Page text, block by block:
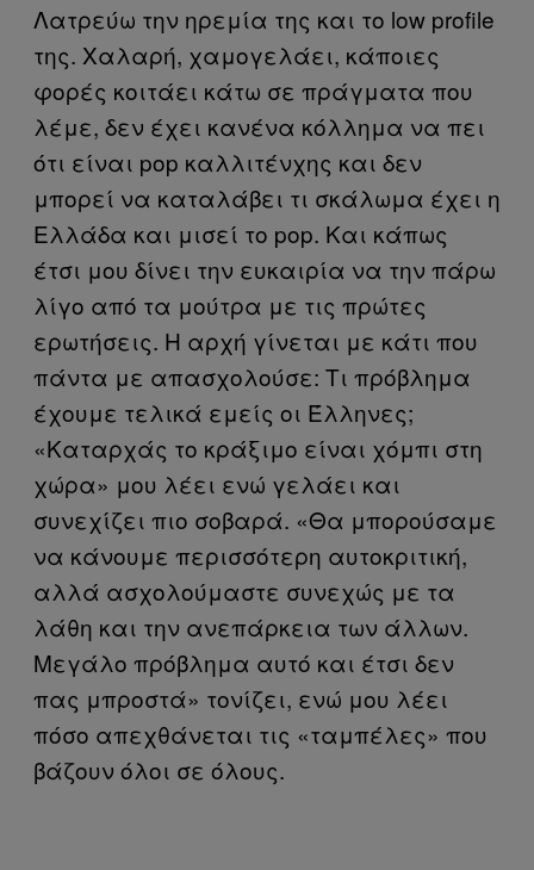
Λατρεύω την ηρεμία της και το low profile
της. Χαλαρή, χαμογελάει, κάποιες
φορές κοιτάει κάτω σε πράγματα που
λέμε, δεν έχει κανένα κόλλημα να πει
ότι είναι pop καλλιτένχης και δεν
μπορεί να καταλάβει τι σκάλωμα έχει η
Ελλάδα και μισεί το pop. Και κάπως
έτσι μου δίνει την ευκαιρία να την πάρω
λίγο από τα μούτρα με τις πρώτες
ερωτήσεις. Η αρχή γίνεται με κάτι που
πάντα με απασχολούσε: Τι πρόβλημα
έχουμε τελικά εμείς οι Έλληνες;
«Καταρχάς το κράξιμο είναι χόμπι στη
χώρα» μου λέει ενώ γελάει και
συνεχίζει πιο σοβαρά. «Θα μπορούσαμε
να κάνουμε περισσότερη αυτοκριτική,
αλλά ασχολούμαστε συνεχώς με τα
λάθη και την ανεπάρκεια των άλλων.
Μεγάλο πρόβλημα αυτό και έτσι δεν
πας μπροστά» τονίζει, ενώ μου λέει
πόσο απεχθάνεται τις «ταμπέλες» που
βάζουν όλοι σε όλους.